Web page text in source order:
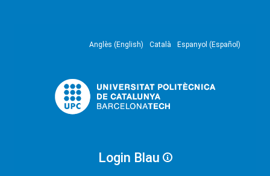
Anglès (English) Català Espanyol (Español)
Login Blau